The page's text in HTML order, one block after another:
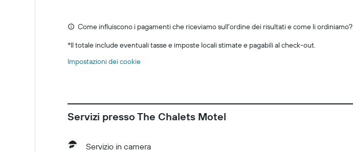
Come influiscono i pagamenti che riceviamo sull'ordine dei risultati e come li ordiniamo?
*Il totale include eventuali tasse e imposte locali stimate e pagabili al check-out.
Impostazioni dei cookie
Servizi presso The Chalets Motel
Servizio in camera